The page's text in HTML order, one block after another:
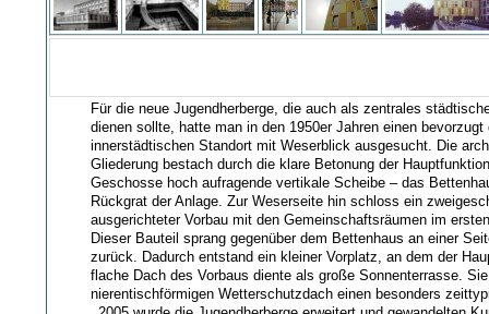
Für die neue Jugendherberge, die auch als zentrales
dienen sollte, hatte man in den 1950er Jahren einen bevorzugt
innerstädtischen Standort mit Weserblick ausgesucht. Die
Gliederung bestach durch die klare Betonung der
Geschosse hoch aufragende vertikale Scheibe – das
Rückgrat der Anlage. Zur Weserseite hin schloss ein
ausgerichteter Vorbau mit den Gemeinschaftsräumen im
Dieser Bauteil sprang gegenüber dem Bettenhaus an einer
zurück. Dadurch entstand ein kleiner Vorplatz, an dem der
flache Dach des Vorbaus diente als große Sonnenterrasse.
nierentischförmigen Wetterschutzdach einen besonders